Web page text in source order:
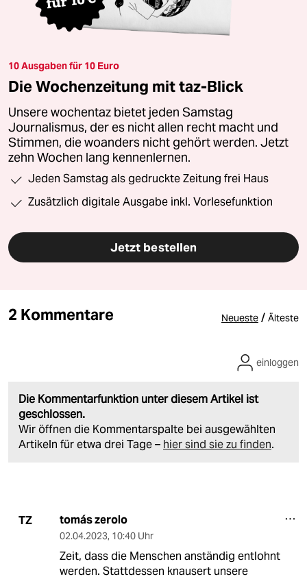
10 Ausgaben für 10 Euro
Die Wochenzeitung mit taz-Blick
Unsere wochentaz bietet jeden Samstag
Journalismus, der es nicht allen recht macht und
Stimmen, die woanders nicht gehört werden. Jetzt
zehn Wochen lang kennenlernen.
Jeden Samstag als gedruckte Zeitung frei Haus
Zusätzlich digitale Ausgabe inkl. Vorlesefunktion
Jetzt bestellen
2 Kommentare Neueste / Älteste
Die Kommentarfunktion unter diesem Artikel ist
geschlossen.
Wir öffnen die Kommentarspalte bei ausgewählten
Artikeln für etwa drei Tage – hier sind sie zu finden.
einloggen
TZ tomás zerolo
02.04.2023, 10:40 Uhr
Zeit, dass die Menschen anständig entlohnt
werden. Stattdessen knausert unsere